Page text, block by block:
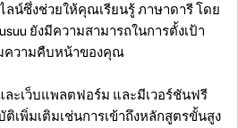
ลน์ซึ่งช่วยให้คุณเรียนรู้ ภาษาดารี โดย
ยังมีความสามารถในการตั้งเป้า
ความคืบหน้าของคุณ
ละเว็บแพลตฟอร์ม และมีเวอร์ชันฟรี
เพิ่มเติมเช่นการเข้าถึงหลักสูตรขั้นสูง